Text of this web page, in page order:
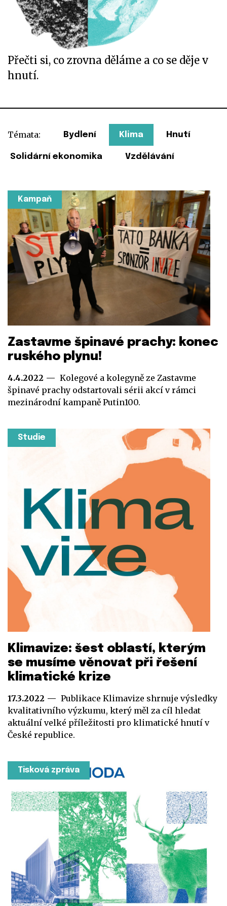
Přečti si, co zrovna děláme a co se děje v
hnutí.
Témata: Bydlení Klima Hnutí
Solidární ekonomika Vzdělávání
Kampaň
Zastavme špinavé prachy: konec
ruského plynu!
4.4.2022
Kolegové a kolegyně ze Zastavme
špinavé prachy odstartovali sérii akcí v rámci
mezinárodní kampaně Putin100.
Studie
Klimavize: šest oblastí, kterým
se musíme věnovat při řešení
klimatické krize
17.3.2022
Publikace Klimavize shrnuje výsledky
kvalitativního výzkumu, který měl za cíl hledat
aktuální velké příležitosti pro klimatické hnutí v
České republice.
Tisková zpráva